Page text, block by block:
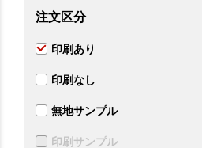
注文区分
印刷あり
印刷なし
無地サンプル
印刷サンプル